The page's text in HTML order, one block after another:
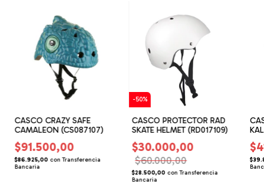
CASCO CRAZY SAFE
CAMALEON (CS087107)
$91.500,00
$86.925,00 con Transferencia
Bancaria
-50%
CASCO PROTECTOR RAD
SKATE HELMET (RD017109)
$30.000,00
$60.000,00
$28.500,00 con Transferencia
Bancaria